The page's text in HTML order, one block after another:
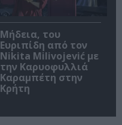
Μήδεια, του
Ευριπίδη από τον
Nikita Milivojević με
την Καρυοφυλλιά
Καραμπέτη στην
Κρήτη